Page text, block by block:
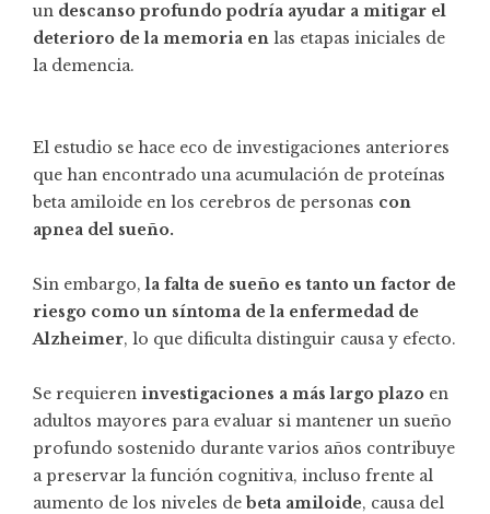
un descanso profundo podría ayudar a mitigar el
deterioro de la memoria en las etapas iniciales de
la demencia.
El estudio se hace eco de investigaciones anteriores
que han encontrado una acumulación de proteínas
beta amiloide en los cerebros de personas con
apnea del sueño.
Sin embargo,la falta de sueño es tanto un factor de
riesgo como un síntoma de la enfermedad de
Alzheimer, lo que dificulta distinguir causa y efecto.
Se requieren investigaciones a más largo plazo en
adultos mayores para evaluar si mantener un sueño
profundo sostenido durante varios años contribuye
a preservar la función cognitiva, incluso frente al
aumento de los niveles de beta amiloide, causa del